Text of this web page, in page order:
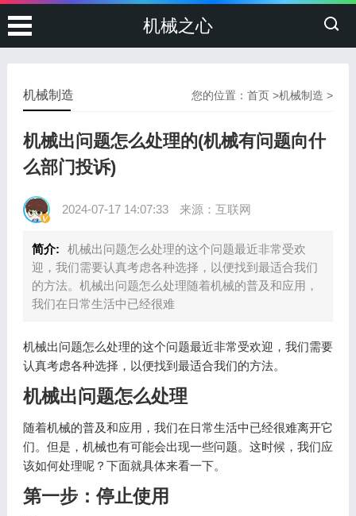
机械之心
您的位置：首页 >机械制造 >
机械制造
机械出问题怎么处理的(机械有问题向什
么部门投诉)
2024-07-17 14:07:33 来源：互联网
简介:
机械出问题怎么处理的这个问题最近非常受欢
迎，我们需要认真考虑各种选择，以便找到最适合我们
的方法。机械出问题怎么处理随着机械的普及和应用，
我们在日常生活中已经很难
机械出问题怎么处理的这个问题最近非常受欢迎，我们需要
认真考虑各种选择，以便找到最适合我们的方法。
机械出问题怎么处理
随着机械的普及和应用，我们在日常生活中已经很难离开它
们。但是，机械也有可能会出现一些问题。这时候，我们应
该如何处理呢？下面就具体来看一下。
第一步：停止使用